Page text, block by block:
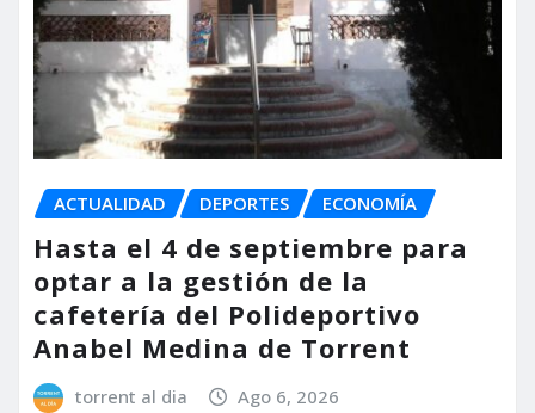
ACTUALIDAD DEPORTES ECONOMÍA
Hasta el 4 de septiembre para
optar a la gestión de la
cafetería del Polideportivo
Anabel Medina de Torrent
torrent al dia Ago 6, 2026